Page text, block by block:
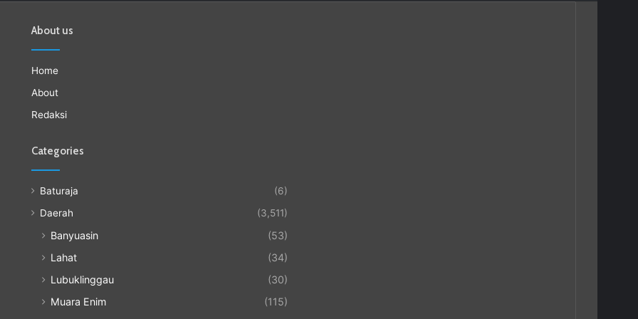
About us
Home
About
Redaksi
Categories
Baturaja
(6)
Daerah
(3,511)
Banyuasin
(53)
Lahat
(34)
Lubuklinggau
(30)
Muara Enim
(115)